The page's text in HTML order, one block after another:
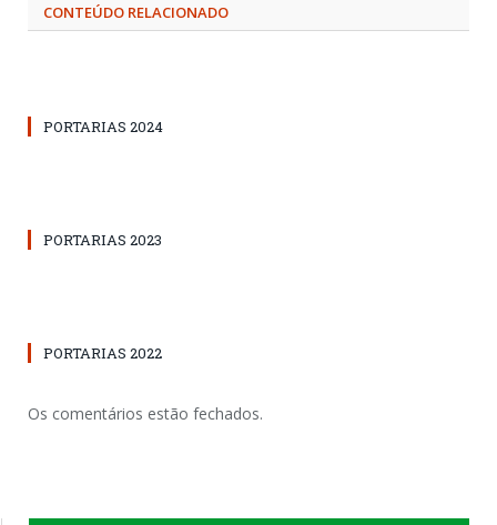
CONTEÚDO RELACIONADO
PORTARIAS 2024
PORTARIAS 2023
PORTARIAS 2022
Os comentários estão fechados.